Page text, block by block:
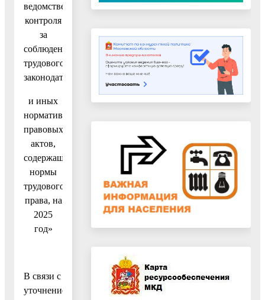
ведомственного
контроля
за
соблюдением
трудового
законодательства
и иных
нормативных
правовых
актов,
содержащих
нормы
трудового
права, на
2025
год»
В связи с
уточнением